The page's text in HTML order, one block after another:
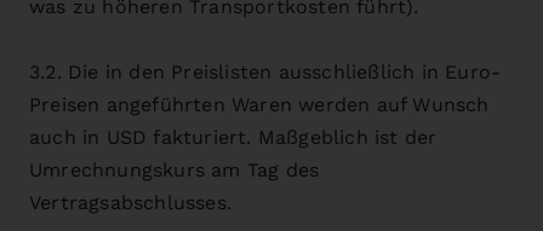
was zu höheren Transportkosten führt).
3.2. Die in den Preislisten ausschließlich in Euro-
Preisen angeführten Waren werden auf Wunsch
auch in USD fakturiert. Maßgeblich ist der
Umrechnungskurs am Tag des
Vertragsabschlusses.